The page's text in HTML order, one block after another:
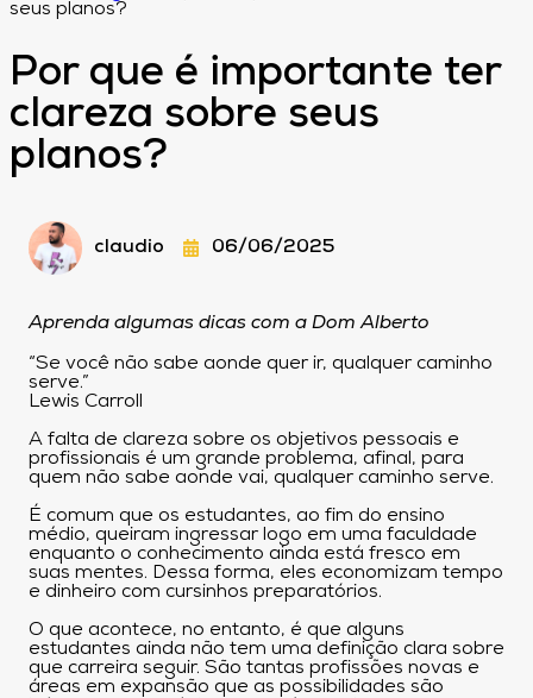
seus planos?
Por que é importante ter
clareza sobre seus
planos?
claudio 06/06/2025
Aprenda algumas dicas com a Dom Alberto
“Se você não sabe aonde quer ir, qualquer caminho
serve.”
Lewis Carroll
A falta de clareza sobre os objetivos pessoais e
profissionais é um grande problema, afinal, para
quem não sabe aonde vai, qualquer caminho serve.
É comum que os estudantes, ao fim do ensino
médio, queiram ingressar logo em uma faculdade
enquanto o conhecimento ainda está fresco em
suas mentes. Dessa forma, eles economizam tempo
e dinheiro com cursinhos preparatórios.
O que acontece, no entanto, é que alguns
estudantes ainda não tem uma definição clara sobre
que carreira seguir. São tantas profissões novas e
áreas em expansão que as possibilidades são